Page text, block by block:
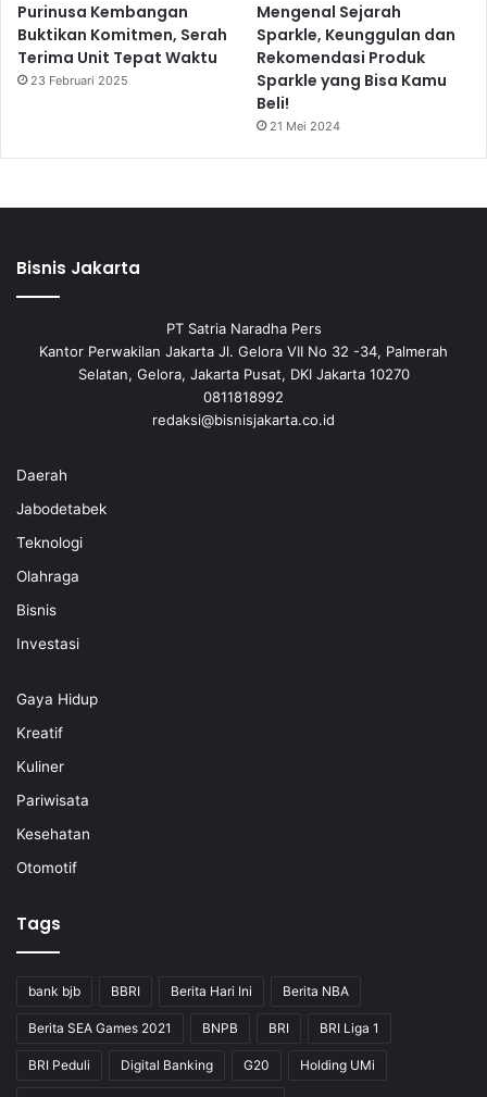
Purinusa Kembangan
Buktikan Komitmen, Serah
Terima Unit Tepat Waktu
23 Februari 2025
Mengenal Sejarah
Sparkle, Keunggulan dan
Rekomendasi Produk
Sparkle yang Bisa Kamu
Beli!
21 Mei 2024
Bisnis Jakarta
PT Satria Naradha Pers
Kantor Perwakilan Jakarta Jl. Gelora VII No 32 -34, Palmerah
Selatan, Gelora, Jakarta Pusat, DKI Jakarta 10270
0811818992
redaksi@bisnisjakarta.co.id
Daerah
Jabodetabek
Teknologi
Olahraga
Bisnis
Investasi
Gaya Hidup
Kreatif
Kuliner
Pariwisata
Kesehatan
Otomotif
Tags
bank bjb BBRI Berita Hari Ini Berita NBA
Berita SEA Games 2021 BNPB BRI BRI Liga 1
BRI Peduli Digital Banking G20 Holding UMi